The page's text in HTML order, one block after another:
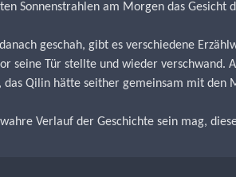
Sonnenstrahlen am Morgen das
geschah, gibt es verschiedene
seine Tür stellte und wieder
das Qilin hätte seither gemeinsam mit den
Verlauf der Geschichte sein mag,